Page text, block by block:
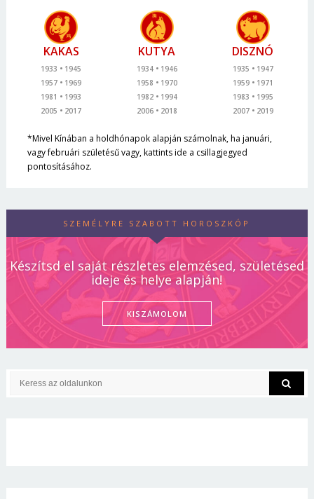
KAKAS
1933
1945
1957
1969
1981
1993
2005
2017
KUTYA
1934
1946
1958
1970
1982
1994
2006
2018
DISZNÓ
1935
1947
1959
1971
1983
1995
2007
2019
*Mivel Kínában a holdhónapok alapján számolnak, ha januári,
vagy februári születésű vagy, kattints ide a csillagjegyed
pontosításához.
SZEMÉLYRE SZABOTT HOROSZKÓP
Készítsd el saját részletes elemzésed, születésed
ideje és helye alapján!
KISZÁMOLOM